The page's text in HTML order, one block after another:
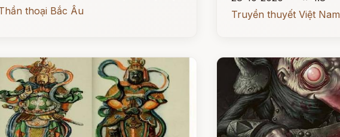
thoại Bắc Âu
Truyền thuyết Việt Nam